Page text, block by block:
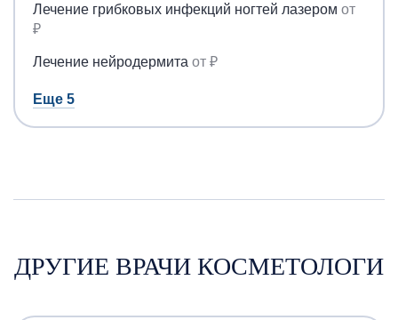
Лечение грибковых инфекций ногтей лазером от
₽
Лечение нейродермита от ₽
Еще 5
ДРУГИЕ ВРАЧИ КОСМЕТОЛОГИ